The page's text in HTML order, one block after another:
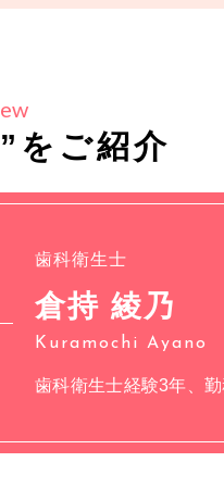
をご紹介
歯科衛生士
倉持 綾乃
Kuramochi Ayano
歯科衛生士経験3年、